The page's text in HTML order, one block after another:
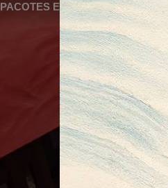
PACOTES E PROMOÇÕES